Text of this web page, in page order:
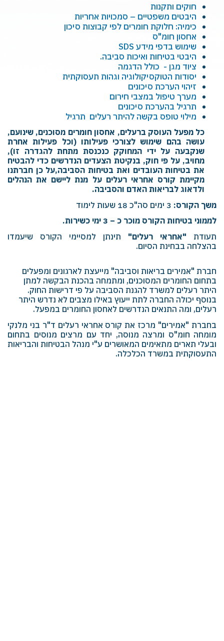
חוקים ותקנות
היבטים משפטיים – סמכויות אחריות
כימיה: חלוקת חומרים לפי קבוצות סיכון
אחסון חומ"ס
שימוש בדפי מידע SDS
היבטי בטיחות ואיכות סביבה.
ציוד מגן - כולל הדגמה
יסודות הטוקסיקולוגיה וגהות תעסוקתית
זיהוי הערכת סיכונים
מערך טיפול במצבי חירום
תרגיל בהערכת סיכונים
מילוי טופס בקשה להיתר רעלים תרגיל
כל מפעל העוסק ברעלים, אחסון חומרים מסוכנים, שינועם,
עושה בהם שימוש לצורכי פעילותו (וכל פעילות אחרת
שנקבעה על ידי המחוקק כנכנסת מתחת להגדרה זו),
מחויב, על פי חוק, בנקיטת הצעדים הנדרשים כדי להבטיח
את בטיחות העובדים ואת בטיחות הסביבה,על כן חברתנו
מקיימת קורס אחראי רעלים על מנת ליישם את הנהלים
ולדאוג לבריאות האדם והסביבה.
משך הקורס:
לממוני בטיחות הקורס מוכר כ – 3 ימי כשירות.
תעודת "אחראי רעלים" תינתן למסיימי הקורס שיעמדו
בהצלחה בבחינת הסיום.
חברת "אמירים בריאות וסביבה" מייעצת לארגונים ומפעלים
בתחום החומרים המסוכנים, ומתמחה בהכנת הבקשה למתן
היתר רעלים למשרד להגנת הסביבה על פי דרישות החוק.
בנוסף יכולה החברה לתת ייעוץ באילו מצבים לא נדרש היתר
רעלים, ומה התנאים הנדרשים לאחסון החומרים במפעל.
בחברת "אמירים" מרכז את קורס אחראי רעלים ד"ר בני מלנקי
מומחה חומ"ס ומרצה מנוסה, יחד עם מרצים מנוסים בתחום
ובעלי תארים מתאימים המאושרים ע"י מנהל הבטיחות והבריאות
התעסוקתית במשרד הכלכלה.